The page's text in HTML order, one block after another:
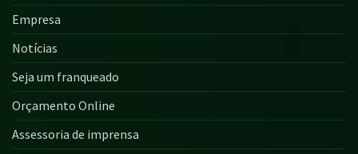
Empresa
Notícias
Seja um franqueado
Orçamento Online
Assessoria de imprensa